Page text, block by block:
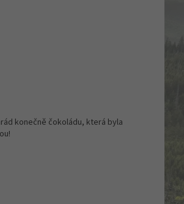
konečně čokoládu, která byla